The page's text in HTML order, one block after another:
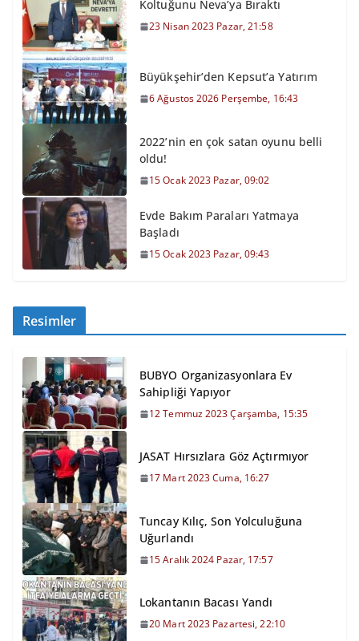
Koltuğunu Neva’ya Bıraktı
23 Nisan 2023 Pazar, 21:58
Büyükşehir’den Kepsut’a Yatırım
6 Ağustos 2026 Perşembe, 16:43
2022’nin en çok satan oyunu belli
oldu!
15 Ocak 2023 Pazar, 09:02
Evde Bakım Paraları Yatmaya
Başladı
15 Ocak 2023 Pazar, 09:43
Resimler
BUBYO Organizasyonlara Ev
Sahipliği Yapıyor
12 Temmuz 2023 Çarşamba, 15:35
JASAT Hırsızlara Göz Açtırmıyor
17 Mart 2023 Cuma, 16:27
Tuncay Kılıç, Son Yolculuğuna
Uğurlandı
15 Aralık 2024 Pazar, 17:57
Lokantanın Bacası Yandı
20 Mart 2023 Pazartesi, 22:10